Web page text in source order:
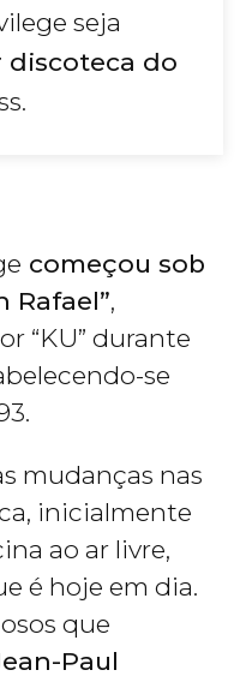
seja
discoteca do
começou sob
Rafael”,
“KU” durante
se
mudanças nas
inicialmente
ao ar livre,
é hoje em dia.
que
Paul